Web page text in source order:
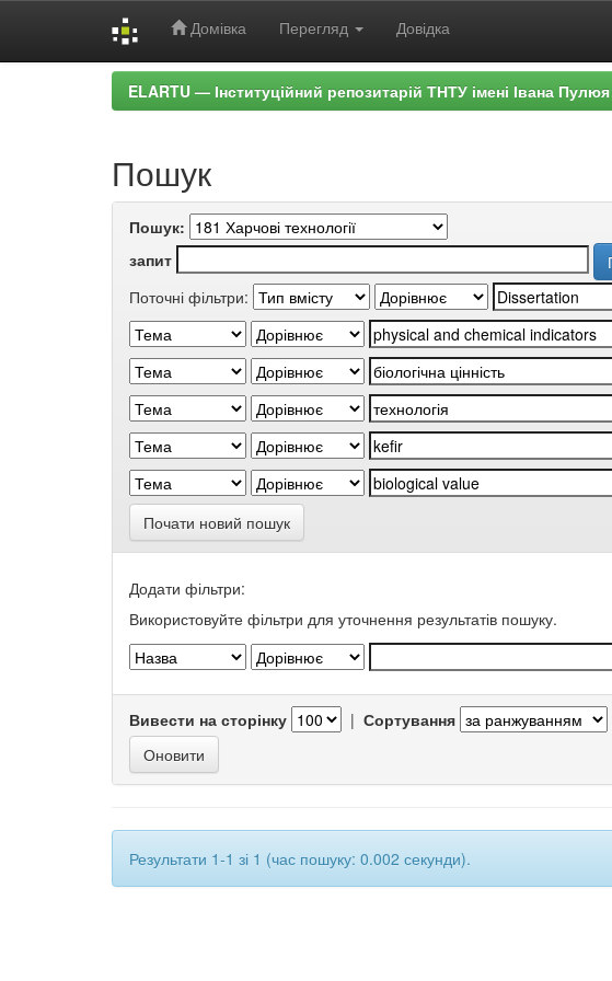
Домівка Перегляд Довідка
ELARTU — Інституційний репозитарій ТНТУ імені Івана Пулюя
Пошук
Пошук:
запит
Поточні фільтри:
Почати новий пошук
Додати фільтри:
Використовуйте фільтри для уточнення результатів пошуку.
Вивести на сторінку | Сортування
Результати 1-1 зі 1 (час пошуку: 0.002 секунди).